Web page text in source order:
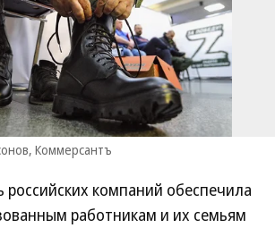
Коммерсантъ
российских компаний обеспечила
работникам и их семьям